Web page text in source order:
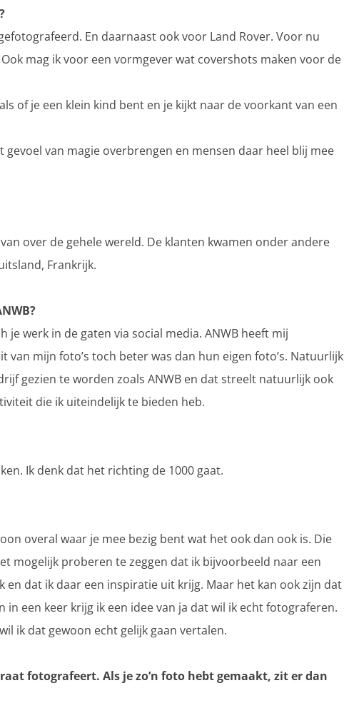
En daarnaast ook voor Land Rover. Voor nu
mag ik voor een vormgever wat covershots maken voor de
of je een klein kind bent en je kijkt naar de voorkant van een
van magie overbrengen en mensen daar heel blij mee
over de gehele wereld. De klanten kwamen onder andere
Frankrijk.
werk in de gaten via social media. ANWB heeft mij
mijn foto’s toch beter was dan hun eigen foto’s. Natuurlijk
gezien te worden zoals ANWB en dat streelt natuurlijk ook
die ik uiteindelijk te bieden heb.
Ik denk dat het richting de 1000 gaat.
overal waar je mee bezig bent wat het ook dan ook is. Die
mogelijk proberen te zeggen dat ik bijvoorbeeld naar een
dat ik daar een inspiratie uit krijg. Maar het kan ook zijn dat
in een keer krijg ik een idee van ja dat wil ik echt fotograferen.
ik dat gewoon echt gelijk gaan vertalen.
fotografeert. Als je zo’n foto hebt gemaakt, zit er dan